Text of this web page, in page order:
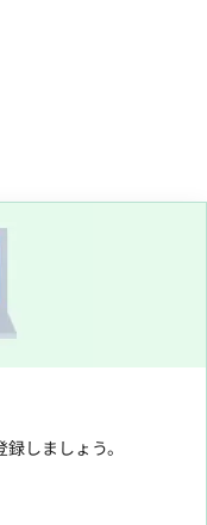
しましょう。